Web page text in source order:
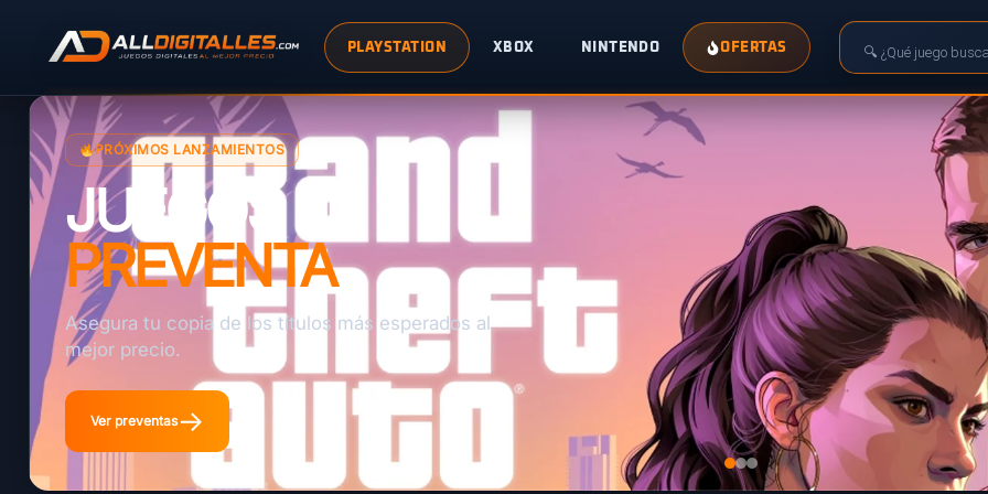
PLAYSTATION XBOX NINTENDO OFERTAS
PRÓXIMOS LANZAMIENTOS
JUEGOS EN
PREVENTA
Asegura tu copia de los títulos más esperados al
mejor precio.
Ver preventas→